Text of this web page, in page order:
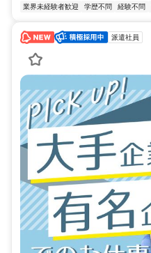
業界未経験者歓迎 学歴不問 経験不問
派遣社員